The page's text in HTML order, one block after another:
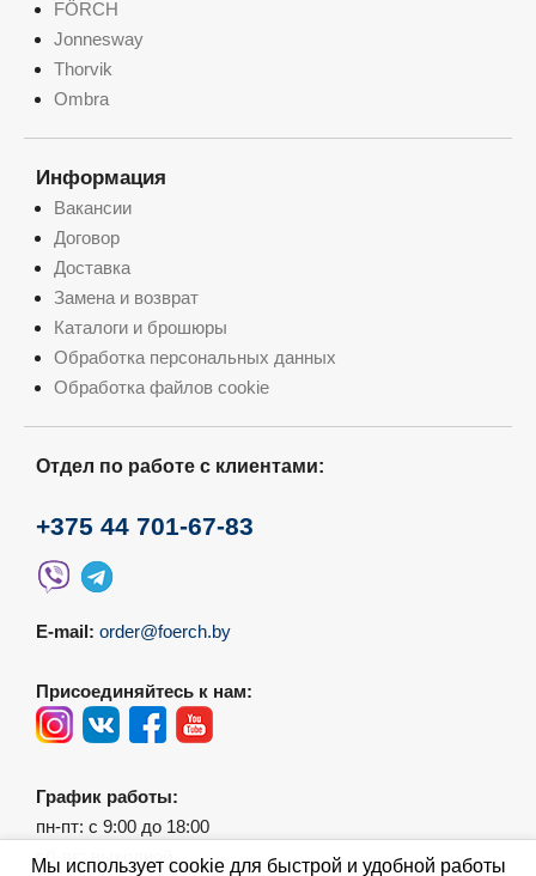
FÖRCH
Jonnesway
Thorvik
Ombra
Информация
Вакансии
Договор
Доставка
Замена и возврат
Каталоги и брошюры
Обработка персональных данных
Обработка файлов cookie
Отдел по работе с клиентами:
+375 44 701-67-83
E-mail: order@foerch.by
Присоединяйтесь к нам:
График работы:
пн-пт: с 9:00 до 18:00
сб-вс: выходной
Мы использует cookie для быстрой и удобной работы